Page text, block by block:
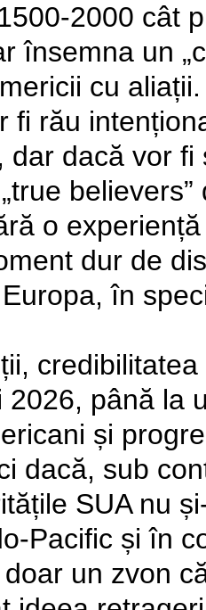
2000 cât
însemna un
cu
fi rău
dar dacă vor
o
dur de
în
2026, până la
și
dacă, sub
SUA nu
Pacific și în
un zvon